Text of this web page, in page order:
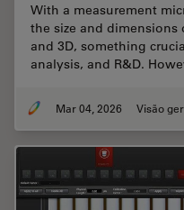
With a measurement
the size and
and 3D, something
analysis, and R&D.
Mar 04, 2026 Visão